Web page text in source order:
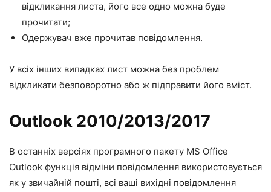
відкликання листа, його все одно можна буде
прочитати;
Одержувач вже прочитав повідомлення.
У всіх інших випадках лист можна без проблем
відкликати безповоротно або ж підправити його вміст.
Outlook 2010/2013/2017
В останніх версіях програмного пакету MS Office
Outlook функція відміни повідомлення використовується
як у звичайній пошті, всі ваші вихідні повідомлення